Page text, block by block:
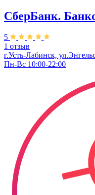
СберБанк.
5
1 отзыв
г.Усть-Лабинск,
Пн-Вс 10:00-22:00